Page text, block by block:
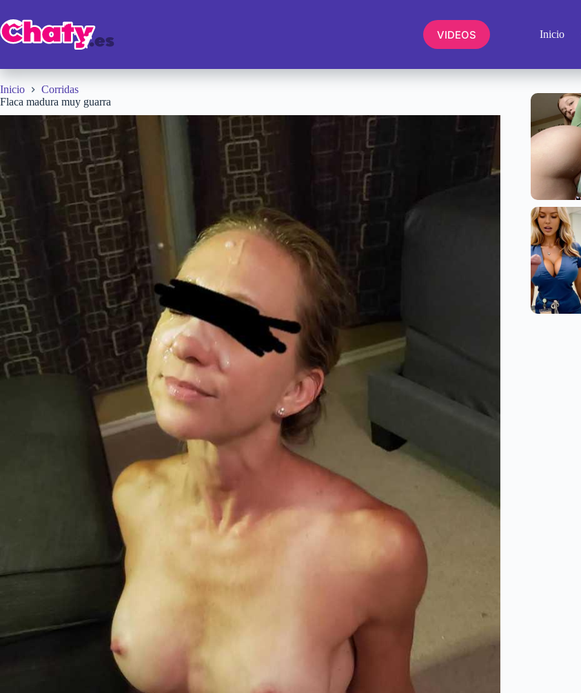
contenido
VIDEOS Inicio
Inicio
Corridas
Flaca madura muy guarra